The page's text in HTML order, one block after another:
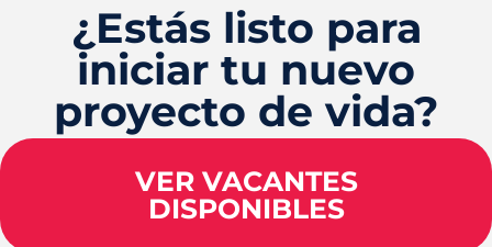
¿Estás listo para
iniciar tu nuevo
proyecto de vida?
VER VACANTES
DISPONIBLES